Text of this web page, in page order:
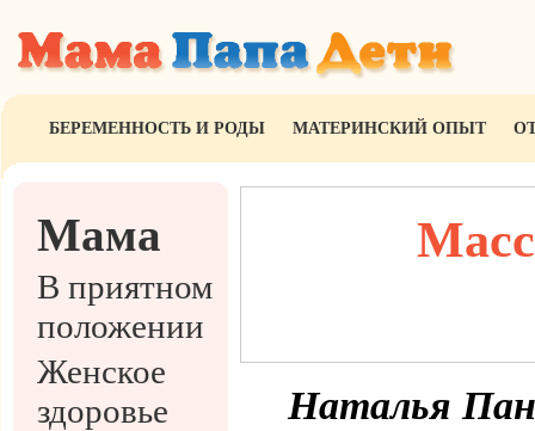
БЕРЕМЕННОСТЬ И РОДЫ МАТЕРИНСКИЙ ОПЫТ
Мама
В приятном
положении
Женское
здоровье
Наталья